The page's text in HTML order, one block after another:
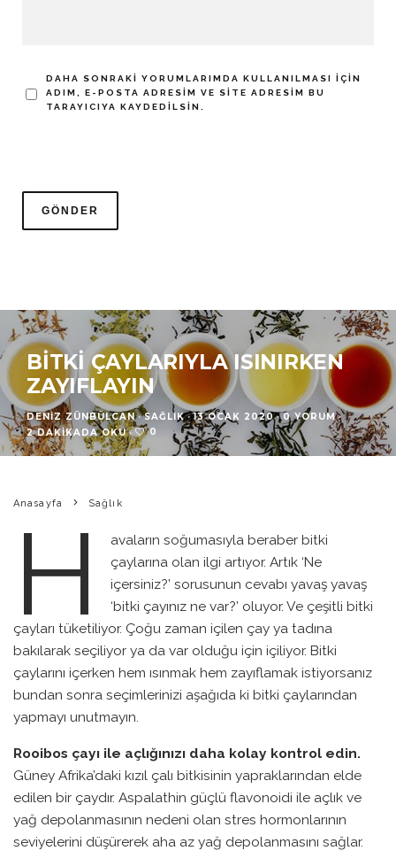
DAHA SONRAKI YORUMLARIMDA KULLANILMASI IÇIN
ADIM, E-POSTA ADRESIM VE SITE ADRESIM BU
TARAYICIYA KAYDEDILSIN.
BITKI ÇAYLARIYLA ISINIRKEN
ZAYIFLAYIN
DENIZ ZÜNBÜLCAN · SAĞLIK · 13 OCAK 2020 · 0 YORUM ·
2 DAKIKADA OKU · 0
Anasayfa Sağlık
H
avaların soğumasıyla beraber bitki
çaylarına olan ilgi artıyor. Artık ‘Ne
içersiniz?’ sorusunun cevabı yavaş yavaş
‘bitki çayınız ne var?’ oluyor. Ve çeşitli bitki
çayları tüketiliyor. Çoğu zaman içilen çay ya tadına
bakılarak seçiliyor ya da var olduğu için içiliyor. Bitki
çaylarını içerken hem ısınmak hem zayıflamak istiyorsanız
bundan sonra seçimlerinizi aşağıda ki bitki çaylarından
yapmayı unutmayın.
Rooibos çayı ile açlığınızı daha kolay kontrol edin.
Güney Afrika’daki kızıl çalı bitkisinin yapraklarından elde
edilen bir çaydır. Aspalathin güçlü flavonoidi ile açlık ve
yağ depolanmasının nedeni olan stres hormonlarının
seviyelerini düşürerek aha az yağ depolanmasını sağlar.